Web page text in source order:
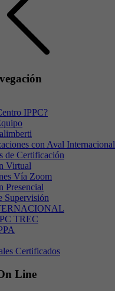
IPPC?
con Aval Internacional
de Certificación
Virtual
Vía Zoom
Presencial
Supervisión
TREC
Certificados
Line